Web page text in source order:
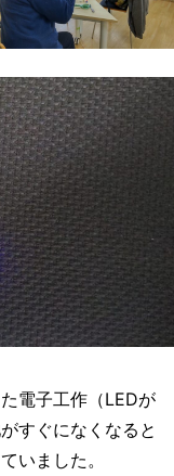
電子工作（LEDが
すぐになくなると
いました。